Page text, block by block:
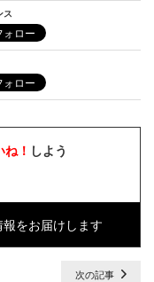
ス
ね！ しよう
をお届けします
次の記事